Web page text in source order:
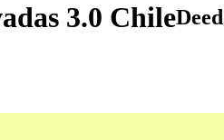
3.0 ChileDeed